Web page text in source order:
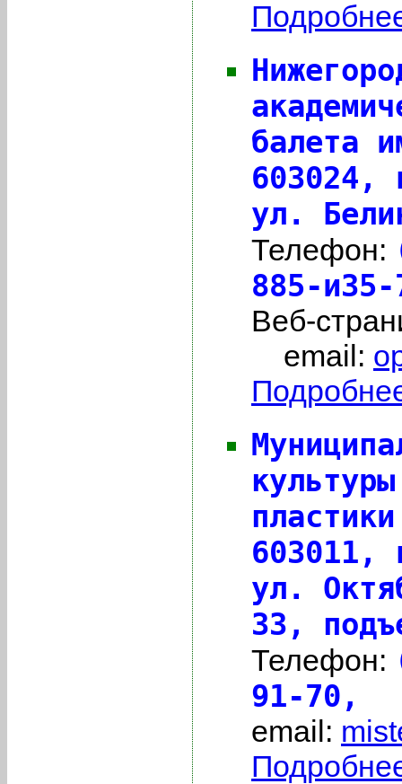
балета
603024,
ул.
Телефон:
885-
Веб-
email:
603011,
ул.
33,
Телефон:
91-70,
email: